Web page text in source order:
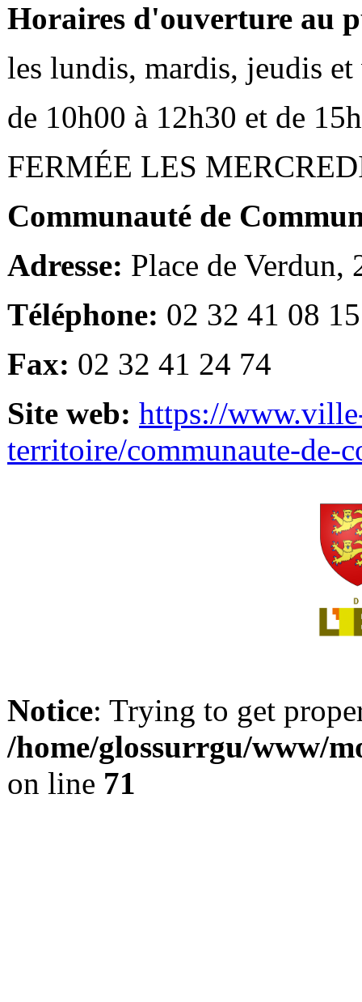
Horaires d'ouverture au
les lundis, mardis, jeudis et
de 10h00 à 12h30 et de
FERMÉE LES
Communauté de
Adresse: Place de Verdun,
Téléphone: 02 32 41 08 15
Fax: 02 32 41 24 74
Site web: https://
territoire/communaute-de-
Notice: Trying to get
/home/glossurrgu/www/
on line 71